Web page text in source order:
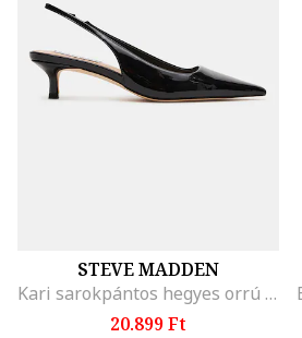
STEVE MADDEN
Kari sarokpántos hegyes orrú cipő, Fekete
20.899 Ft